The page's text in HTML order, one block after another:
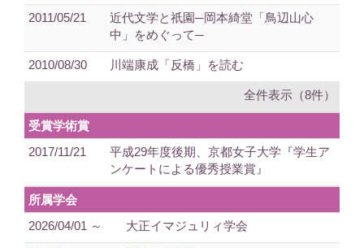
2011/05/21
近代文学と祇園─岡本綺堂「鳥辺山心
中」をめぐって─
2010/08/30 川端康成「反橋」を読む
全件表示（8件）
受賞学術賞
2017/11/21
平成29年度後期、京都女子大学『学生ア
ンケートによる優秀授業賞』
所属学会
2026/04/01 ～
大正イマジュリィ学会